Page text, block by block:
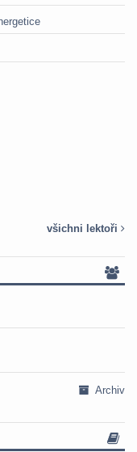
všichni lektoři
Archiv